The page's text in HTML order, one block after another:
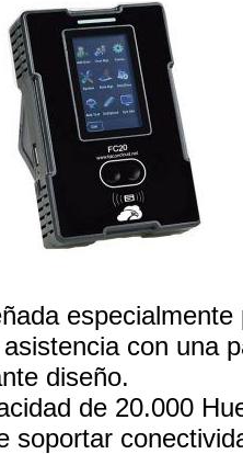
con una
diseño.
de 20.000
soportar